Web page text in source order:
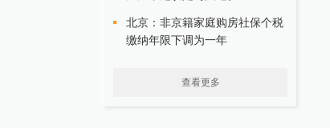
北京：非京籍家庭购房社保个税
缴纳年限下调为一年
查看更多